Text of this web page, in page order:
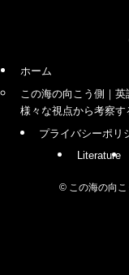
ホーム
この海の向こう側｜英
様々な視点から考察す
プライバシーポリ
Literature
©この海の向こ